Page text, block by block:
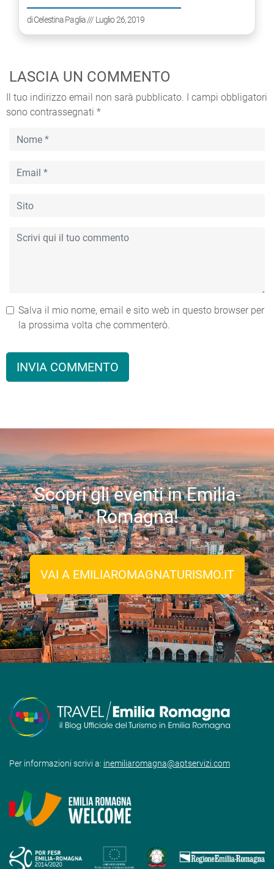
diCelestina Paglia/// Luglio 26, 2019
LASCIA UN COMMENTO
Il tuo indirizzo email non sarà pubblicato. I campi obbligatori
sono contrassegnati *
Salva il mio nome, email e sito web in questo browser per
la prossima volta che commenterò.
Scopri gli eventi in Emilia-
Romagna!
VAI A EMILIAROMAGNATURISMO.IT
Per informazioni scrivi a: inemiliaromagna@aptservizi.com